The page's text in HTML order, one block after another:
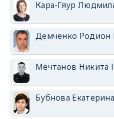
Кара-Гяур
Демченко Родион
Мечтанов Никита
Бубнова